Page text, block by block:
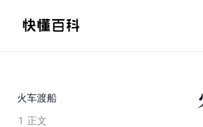
火车渡船
1 正文